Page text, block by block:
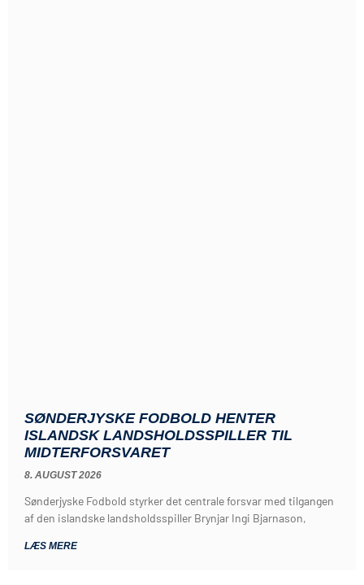
SØNDERJYSKE FODBOLD HENTER
ISLANDSK LANDSHOLDSSPILLER TIL
MIDTERFORSVARET
8. AUGUST 2026
Sønderjyske Fodbold styrker det centrale forsvar med tilgangen
af den islandske landsholdsspiller Brynjar Ingi Bjarnason,
LÆS MERE